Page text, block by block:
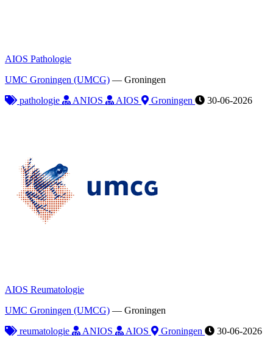
AIOS Pathologie
UMC Groningen (UMCG) — Groningen
pathologie
ANIOS AIOS Groningen 30-06-2026
AIOS Reumatologie
UMC Groningen (UMCG) — Groningen
reumatologie
ANIOS AIOS Groningen 30-06-2026